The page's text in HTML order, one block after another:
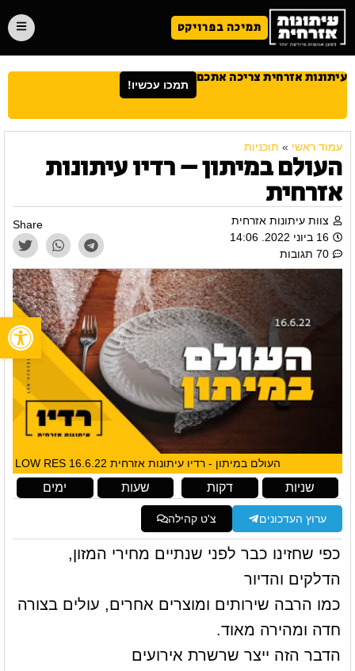
תמיכה בפרויקט
עיתונות אזרחית צריכה אתכם תמכו עכשיו!
עמוד ראשי » תוכניות
העולם במיתון – רדיו עיתונות
אזרחית
צוות עיתונות אזרחית
16 ביוני 2022. 14:06
70 תגובות
Share
העולם במיתון - רדיו עיתונות אזרחית 16.6.22 LOW RES
ימים שעות דקות שניות
ערוץ העדכונים צ'ט קהילה
כפי שחזינו כבר לפני שנתיים מחירי המזון,
הדלקים והדיור
כמו הרבה שירותים ומוצרים אחרים, עולים בצורה
חדה ומהירה מאוד.
הדבר הזה ייצר שרשרת אירועים